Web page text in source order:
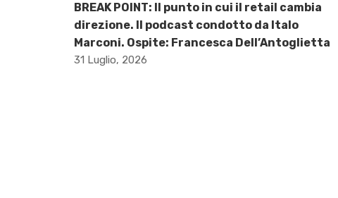
BREAK POINT: Il punto in cui il retail cambia
direzione. Il podcast condotto da Italo
Marconi. Ospite: Francesca Dell’Antoglietta
31 Luglio, 2026